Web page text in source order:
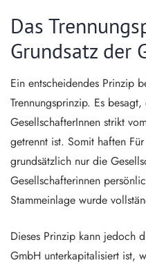
Das
Grundsatz der
Ein entscheidendes Prinzip
Trennungsprinzip. Es
GesellschafterInnen strikt
getrennt ist. Somit haften
grundsätzlich nur die
Gesellschafterinnen
Stammeinlage wurde
Dieses Prinzip kann jedoch
GmbH unterkapitalisiert ist,